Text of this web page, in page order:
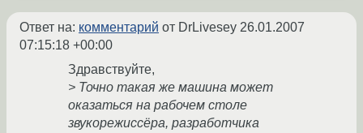
Ответ на: комментарий от DrLivesey 26.01.2007
07:15:18 +00:00
Здравствуйте,
> Точно такая же машина может
оказаться на рабочем столе
звукорежиссёра, разработчика